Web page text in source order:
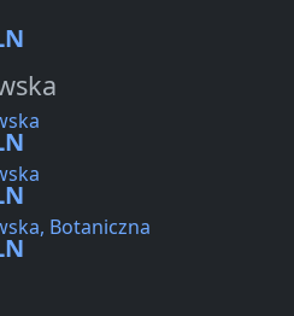
Botaniczna